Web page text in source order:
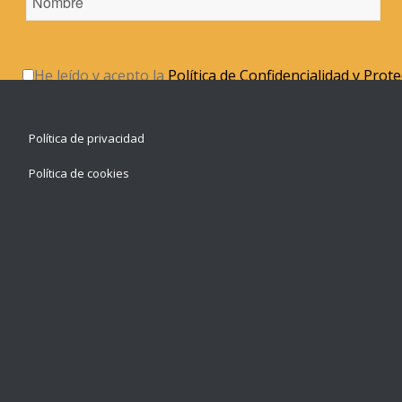
He leído y acepto laPolítica de Confidencialidad y
Política de privacidad
Política de cookies